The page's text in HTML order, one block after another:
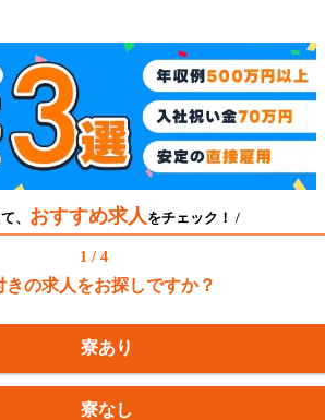
、 おすすめ求人 をチェック！ /
1 / 4
きの求人をお探しですか？
寮あり
寮なし